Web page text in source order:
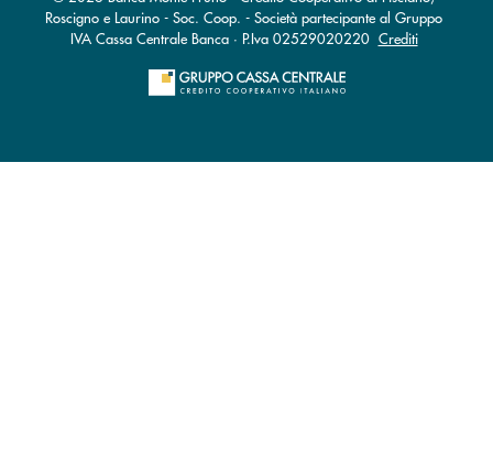
Roscigno e Laurino - Soc. Coop. - Società partecipante al Gruppo
IVA Cassa Centrale Banca · P.Iva 02529020220 Crediti